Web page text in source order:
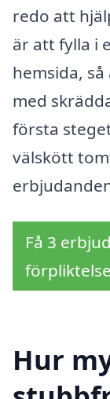
redo att
är att fylla i
hemsida,
med
första
välskött
Få 3
Hur